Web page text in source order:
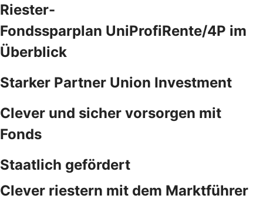
Riester-
Fondssparplan UniProfiRente/4P im
Überblick
Starker Partner Union Investment
Clever und sicher vorsorgen mit
Fonds
Staatlich gefördert
Clever riestern mit dem Marktführer